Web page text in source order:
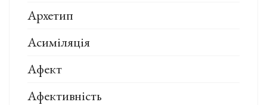
Архетип
Асиміляція
Афект
Афективність